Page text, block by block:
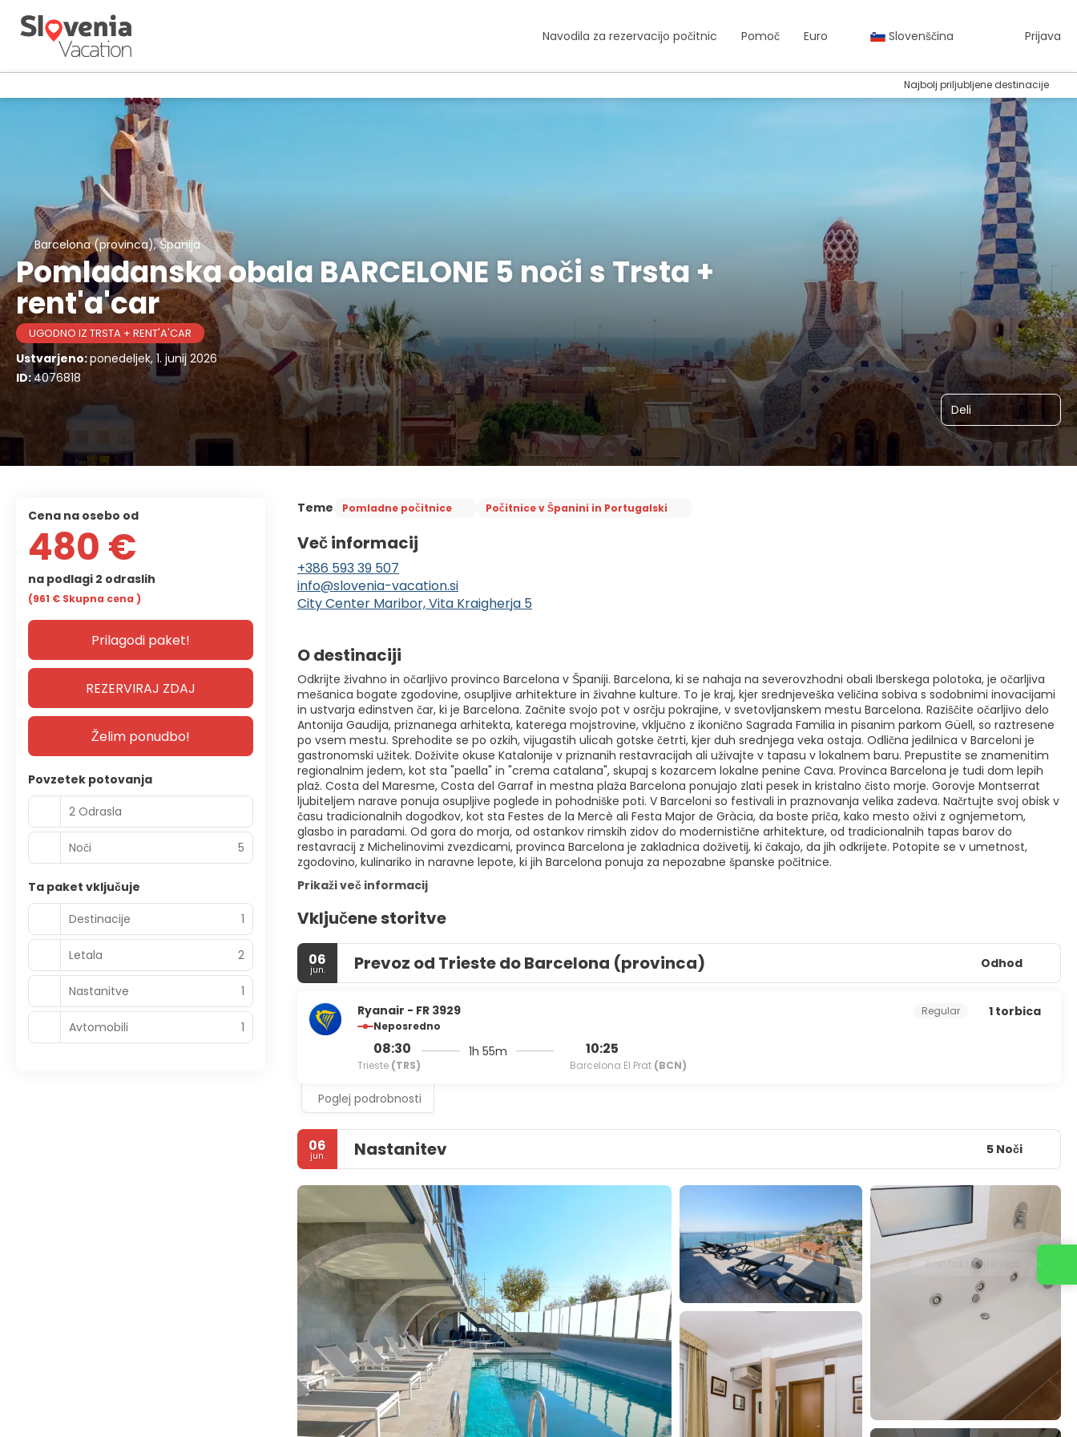
Navodila za rezervacijo počitnic Pomoč Euro Slovenščina Prijava
Najbolj priljubljene destinacije
Barcelona (provinca), Španija
Pomladanska obala BARCELONE 5 noči s Trsta +
rent'a'car
UGODNO IZ TRSTA + RENT'A'CAR
Ustvarjeno:ponedeljek, 1. junij 2026
ID:4076818
Deli
Teme Pomladne počitnice Počitnice v Španini in Portugalski
Več informacij
+386 593 39 507
info@slovenia-vacation.si
City Center Maribor, Vita Kraigherja 5
O destinaciji
Odkrijte živahno in očarljivo provinco Barcelona v Španiji. Barcelona, ki se nahaja na severovzhodni obali Iberskega polotoka, je očarljiva
mešanica bogate zgodovine, osupljive arhitekture in živahne kulture. To je kraj, kjer srednjeveška veličina sobiva s sodobnimi inovacijami
in ustvarja edinstven čar, ki je Barcelona. Začnite svojo pot v osrčju pokrajine, v svetovljanskem mestu Barcelona. Raziščite očarljivo delo
Antonija Gaudija, priznanega arhitekta, katerega mojstrovine, vključno z ikonično Sagrada Familia in pisanim parkom Güell, so raztresene
po vsem mestu. Sprehodite se po ozkih, vijugastih ulicah gotske četrti, kjer duh srednjega veka ostaja. Odlična jedilnica v Barceloni je
gastronomski užitek. Doživite okuse Katalonije v priznanih restavracijah ali uživajte v tapasu v lokalnem baru. Prepustite se znamenitim
regionalnim jedem, kot sta "paella" in "crema catalana", skupaj s kozarcem lokalne penine Cava. Provinca Barcelona je tudi dom lepih
plaž. Costa del Maresme, Costa del Garraf in mestna plaža Barcelona ponujajo zlati pesek in kristalno čisto morje. Gorovje Montserrat
ljubiteljem narave ponuja osupljive poglede in pohodniške poti. V Barceloni so festivali in praznovanja velika zadeva. Načrtujte svoj obisk v
času tradicionalnih dogodkov, kot sta Festes de la Mercè ali Festa Major de Gràcia, da boste priča, kako mesto oživi z ognjemetom,
glasbo in paradami. Od gora do morja, od ostankov rimskih zidov do modernistične arhitekture, od tradicionalnih tapas barov do
restavracij z Michelinovimi zvezdicami, provinca Barcelona je zakladnica doživetij, ki čakajo, da jih odkrijete. Potopite se v umetnost,
zgodovino, kulinariko in naravne lepote, ki jih Barcelona ponuja za nepozabne španske počitnice.
Prikaži več informacij
Vključene storitve
06
jun. Prevoz od Trieste do Barcelona (provinca) Odhod
Ryanair - FR 3929
Neposredno
08:30
Trieste (TRS)
1h 55m 10:25
Barcelona El Prat (BCN)
Regular 1 torbica
Poglej podrobnosti
06
jun. Nastanitev 5 Noči
cena na osebo od
480 €
na podlagi 2 odraslih
(961 € Skupna cena )
Prilagodi paket!
REZERVIRAJ ZDAJ
Želim ponudbo!
Povzetek potovanja
2 Odrasla
Noči 5
Ta paket vključuje
Destinacije
1
Letala 2
Nastanitve 1
Avtomobili 1
Kontaktirajte nas